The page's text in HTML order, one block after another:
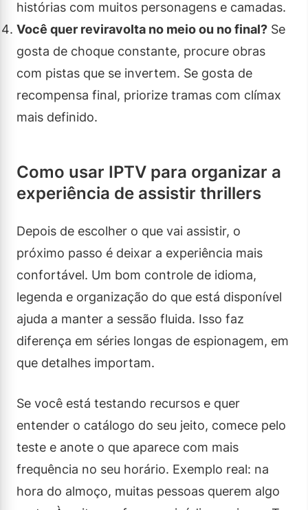
histórias com muitos personagens e camadas.
Você quer reviravolta no meio ou no final? Se
gosta de choque constante, procure obras
com pistas que se invertem. Se gosta de
recompensa final, priorize tramas com clímax
mais definido.
Como usar IPTV para organizar a
experiência de assistir thrillers
Depois de escolher o que vai assistir, o
próximo passo é deixar a experiência mais
confortável. Um bom controle de idioma,
legenda e organização do que está disponível
ajuda a manter a sessão fluida. Isso faz
diferença em séries longas de espionagem, em
que detalhes importam.
Se você está testando recursos e quer
entender o catálogo do seu jeito, comece pelo
teste e anote o que aparece com mais
frequência no seu horário. Exemplo real: na
hora do almoço, muitas pessoas querem algo